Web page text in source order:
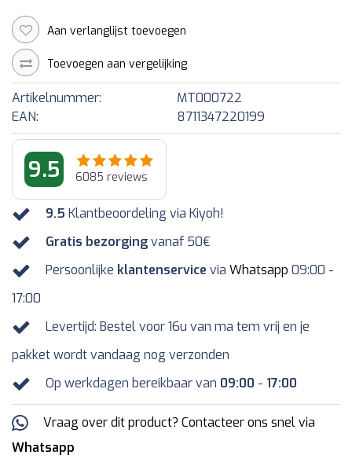
Aan verlanglijst toevoegen
Toevoegen aan vergelijking
Artikelnummer:
MT000722
EAN:
8711347220199
9.5 6085 reviews
9.5 Klantbeoordeling via Kiyoh!
Gratis bezorgingvanaf 50€
Persoonlijke klantenservice via Whatsapp 09:00 -
17:00
Levertijd: Bestel voor 16u van ma tem vrij en je
pakket wordt vandaag nog verzonden
Op werkdagen bereikbaar van 09:00 - 17:00
Vraag over dit product? Contacteer ons snel via
Whatsapp